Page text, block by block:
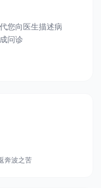
您向医生描述病
问诊
奔波之苦